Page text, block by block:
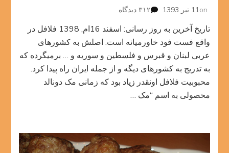
on11 تیر 1393 ۳۱۲ دیدگاه
تاریخ آخرین به روز رسانی: اسفند 16ام, 1398 فلافل در
واقع فست فود خاورمیانه است. اصلش به کشورهای
عربی لبنان و قبرس و فلسطین و سوریه و … برمیگرده که
به تدریج به کشورهای دیگه و از جمله ایران راه پیدا کرد.
محبوبیت فلافل اونقدر زیاد بود که زمانی مک دونالد
محصولی به اسم “مک …